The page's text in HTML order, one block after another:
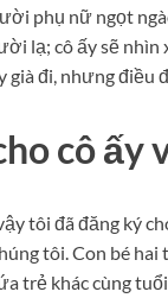
phụ nữ ngọt
lạ; cô ấy sẽ nhìn
già đi, nhưng điều
cô ấy
tôi đã đăng ký
tôi. Con bé
trẻ khác cùng